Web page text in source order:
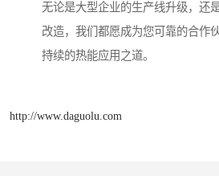
无论是大型企业的生产线升级，还
改造，我们都愿成为您可靠的合作
持续的热能应用之道。
http://www.daguolu.com